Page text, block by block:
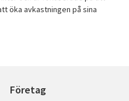
öka avkastningen på sina
Företag